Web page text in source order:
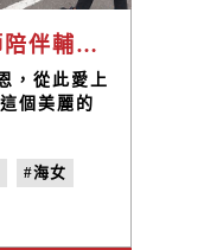
曙旅文化工作室｜業師陪伴輔導計畫
，從此愛上
個美麗的
#海女